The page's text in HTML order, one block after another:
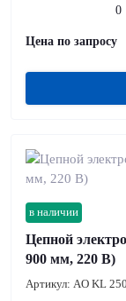
0
Цена по запросу
в наличии
Цепной
900 мм, 220 В)
Артикул: AO KL